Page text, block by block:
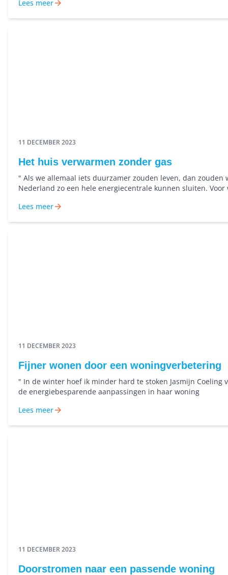
Lees meer
11 DECEMBER 2023
Het huis verwarmen zonder gas
" Als we allemaal iets duurzamer zouden leven, dan zouden
Nederland zo een hele energiecentrale kunnen sluiten. Voor
inspiratiebron.
Lees meer
11 DECEMBER 2023
Fijner wonen door een woningverbetering
" In de winter hoef ik minder hard te stoken Jasmijn Coeling
de energiebesparende aanpassingen in haar woning
Lees meer
11 DECEMBER 2023
Doorstromen naar een passende woning